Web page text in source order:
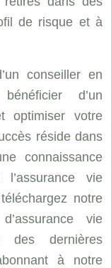
de risque et à
conseiller en
d’un
optimiser votre
réside dans
connaissance
vie
notre
vie
des dernières
à notre